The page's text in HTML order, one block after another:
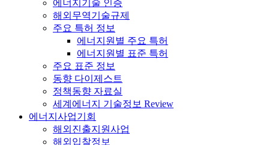
에너지기술 인증
해외무역기술규제
주요 특허 정보
에너지원별 주요 특허
에너지원별 표준 특허
주요 표준 정보
동향 다이제스트
정책동향 자료실
세계에너지 기술정보 Review
에너지사업기회
해외진출지원사업
해외입찰정보